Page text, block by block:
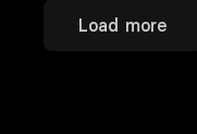
Load more